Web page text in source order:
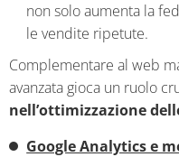
non solo aumenta la
le vendite ripetute.
Complementare al web
avanzata gioca un ruolo
nell’ottimizzazione
Google Analytics e